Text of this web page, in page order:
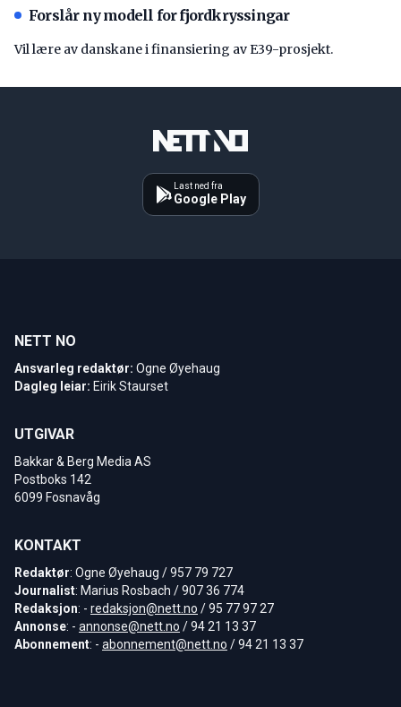
Forslår ny modell for fjordkryssingar
Vil lære av danskane i finansiering av E39-prosjekt.
Last ned fra
Google Play
NETT NO
Ansvarleg redaktør: Ogne Øyehaug
Dagleg leiar: Eirik Staurset
UTGIVAR
Bakkar & Berg Media AS
Postboks 142
6099 Fosnavåg
KONTAKT
Redaktør: Ogne Øyehaug / 957 79 727
Journalist: Marius Rosbach / 907 36 774
Redaksjon: - redaksjon@nett.no / 95 77 97 27
Annonse: - annonse@nett.no / 94 21 13 37
Abonnement: - abonnement@nett.no / 94 21 13 37